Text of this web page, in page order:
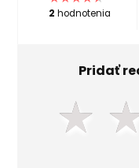
2 hodnotenia
Pridať
★